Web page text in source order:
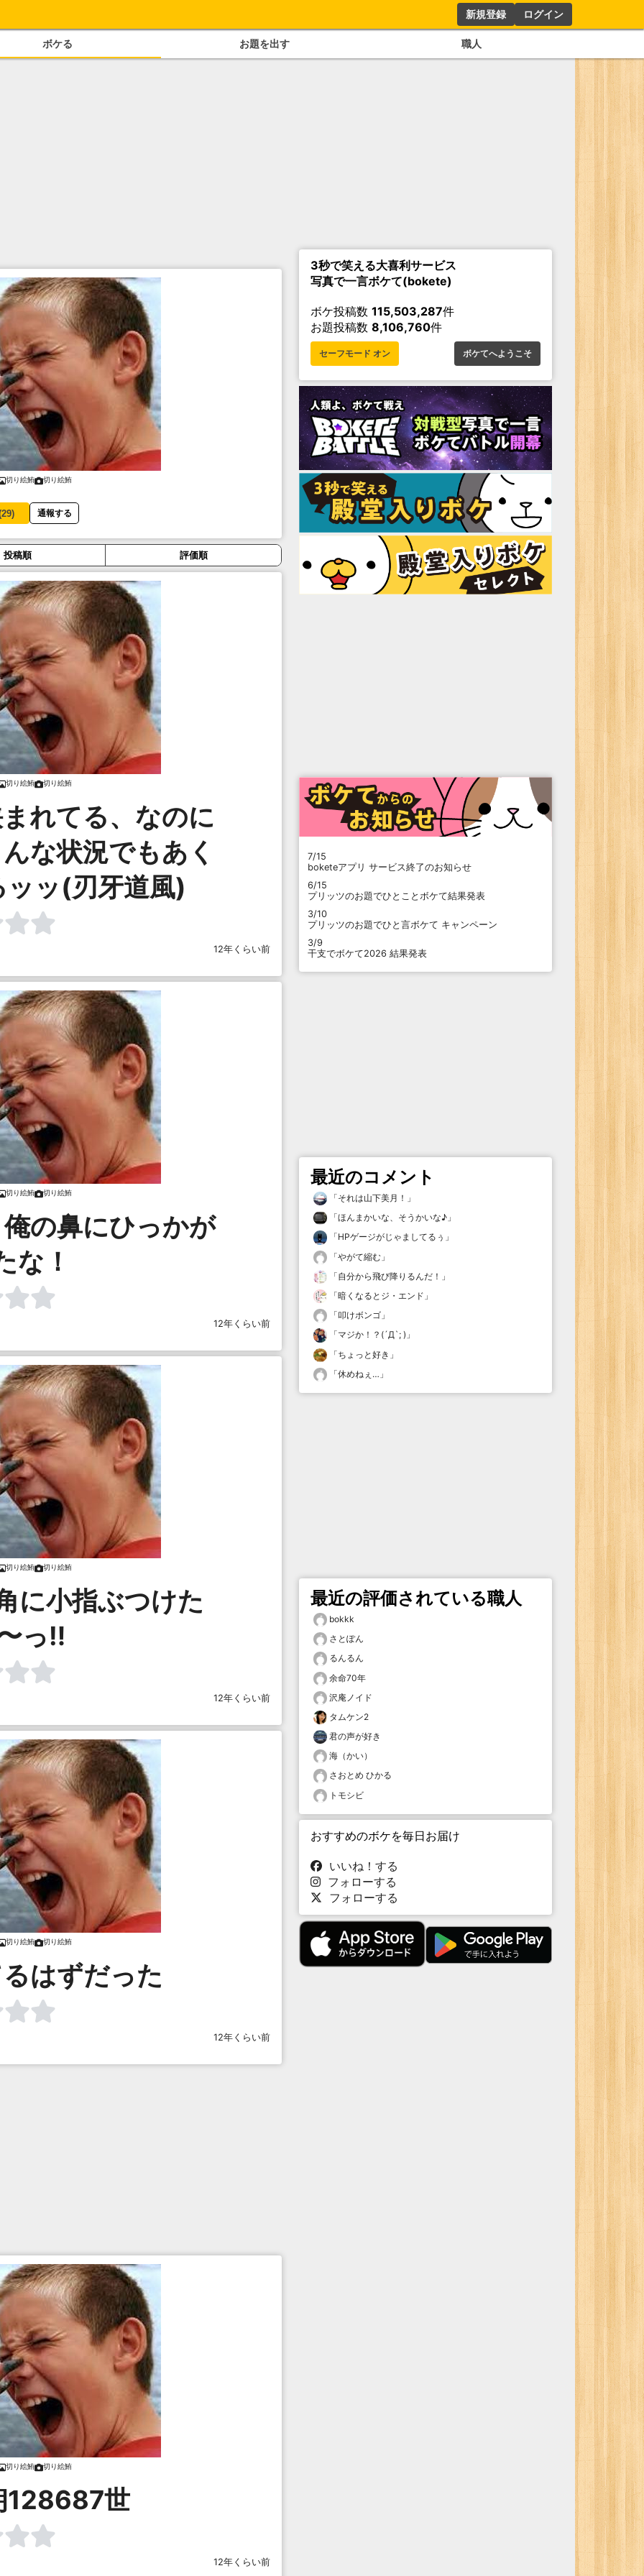
新規登録 ログイン
ボケる お題を出す 職人
切り絵鮪 切り絵鮪
29) 通報する
投稿順 評価順
切り絵鮪 切り絵鮪
れてる、なのに
な状況でもあく
ッ(刃牙道風)
12年くらい前
切り絵鮪 切り絵鮪
の鼻にひっかが
な！
12年くらい前
切り絵鮪 切り絵鮪
に小指ぶつけた
っ‼︎
12年くらい前
切り絵鮪 切り絵鮪
はずだった
12年くらい前
切り絵鮪 切り絵鮪
128687世
12年くらい前
3秒で笑える大喜利サービス
写真で一言ボケて(bokete)
ボケ投稿数 115,503,287件
お題投稿数 8,106,760件
セーフモード オン ボケてへようこそ
7/15
boketeアプリ サービス終了のお知らせ
6/15
プリッツのお題でひとことボケて結果発表
3/10
プリッツのお題でひと言ボケて キャンペーン
3/9
干支でボケて2026 結果発表
最近のコメント
「それは山下美月！ 」
「ほんまかいな、そうかいな♪ 」
「HPゲージがじゃましてるぅ 」
「やがて縮む 」
「自分から飛び降りるんだ！ 」
「暗くなるとジ・エンド 」
「叩けボンゴ 」
「マジか！？(´Д`; ) 」
「ちょっと好き 」
「休めねぇ… 」
最近の評価されている職人
bokkk
さとぽん
るんるん
余命70年
沢庵ノイド
タムケン2
君の声が好き
海（かい）
さおとめ ひかる
トモシビ
おすすめのボケを毎日お届け
いいね！する
フォローする
フォローする